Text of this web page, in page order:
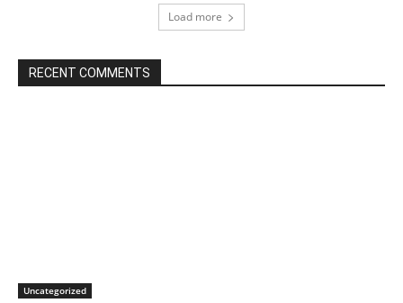
Load more
RECENT COMMENTS
Uncategorized